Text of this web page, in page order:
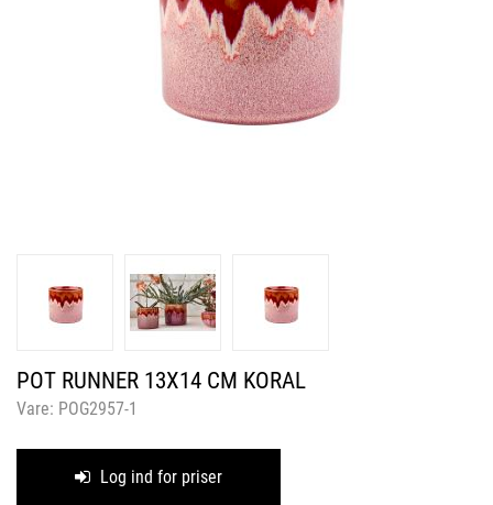
POT RUNNER 13X14 CM KORAL
Vare: POG2957-1
Log ind for priser